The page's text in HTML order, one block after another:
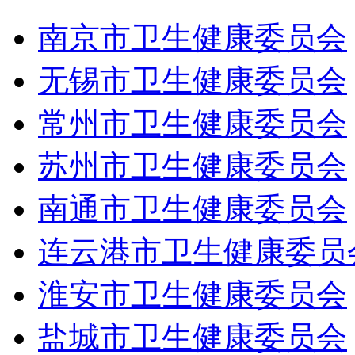
南京市卫生健康委员会
无锡市卫生健康委员会
常州市卫生健康委员会
苏州市卫生健康委员会
南通市卫生健康委员会
连云港市卫生健康委员
淮安市卫生健康委员会
盐城市卫生健康委员会